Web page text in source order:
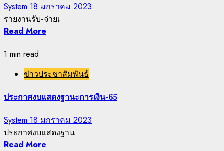
System 18 มกราคม 2023
รายงานรับ-จ่ายเ
Read More
1 min read
ข่าวประชาสัมพันธ์
ประกาศงบแสดงฐานะการเงิน-65
System 18 มกราคม 2023
ประกาศงบแสดงฐาน
Read More